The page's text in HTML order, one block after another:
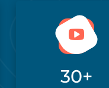
30+